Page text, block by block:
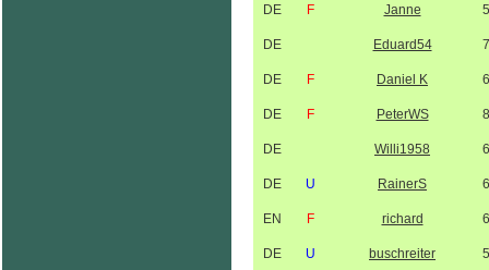
DE F Janne
DE Eduard54
DE F Daniel K
DE F PeterWS
DE Willi1958
DE U RainerS
EN F richard
DE U buschreiter